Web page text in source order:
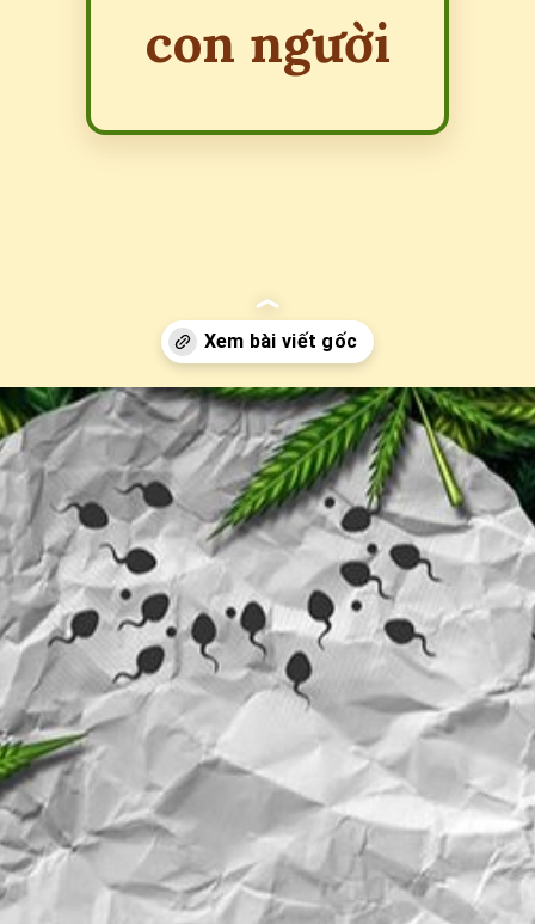
con người
Đang mở https://erci.edu.vn/tac-hai-cua-can-sa